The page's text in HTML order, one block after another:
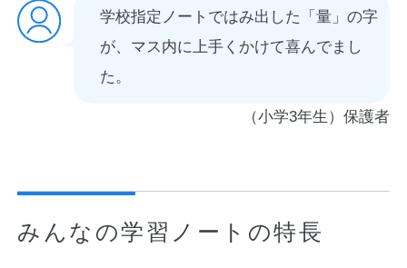
学校指定ノートではみ出した「量」の字
が、マス内に上手くかけて喜んでまし
た。
（小学3年生）保護者
みんなの学習ノートの特長